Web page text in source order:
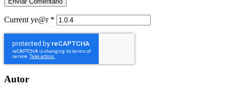
Current ye@r *
Autor